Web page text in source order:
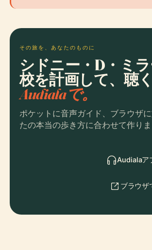
その旅を、あなたのものに
シドニー・D・ミ
校を計画して、聴く
Audialaで。
ポケットに音声ガイド、ブラウザ
たの本当の歩き方に合わせて作りま
Audialaア
ブラウザ